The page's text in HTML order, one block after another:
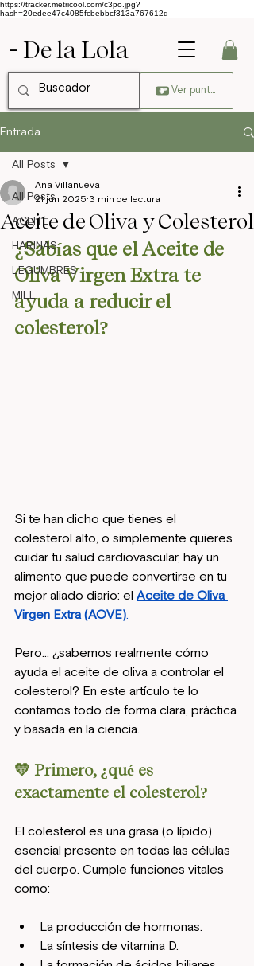
https://tracker.metricool.com/c3po.jpg?
hash=20edee47c4085fcbebbcf313a767612d
- De la Lola
Ver puntos
Entrada
All Posts
ACEITE
HARINAS
LEGUMBRES
MIEL
All Posts
Aceite de Oliva y Colesterol
Ana Villanueva
21 jun 2025 3 min de lectura
¿Sabías que el Aceite de
Oliva Virgen Extra te
ayuda a reducir el
colesterol?
Si te han dicho que tienes el
colesterol alto, o simplemente quieres
cuidar tu salud cardiovascular, hay un
alimento que puede convertirse en tu
mejor aliado diario: el Aceite de Oliva
Virgen Extra (AOVE).
Pero… ¿sabemos realmente cómo
ayuda el aceite de oliva a controlar el
colesterol? En este artículo te lo
contamos todo de forma clara, práctica
y basada en la ciencia.
💛 Primero, ¿qué es
exactamente el colesterol?
El colesterol es una grasa (o lípido)
esencial presente en todas las células
del cuerpo. Cumple funciones vitales
como:
La producción de hormonas.
La síntesis de vitamina D.